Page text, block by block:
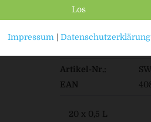
21,49 € *
Auf Lager / Sofort
Artikel-Nr.:
EAN
20 x 0,5 L
Los
Impressum | Datenschutzerklärung